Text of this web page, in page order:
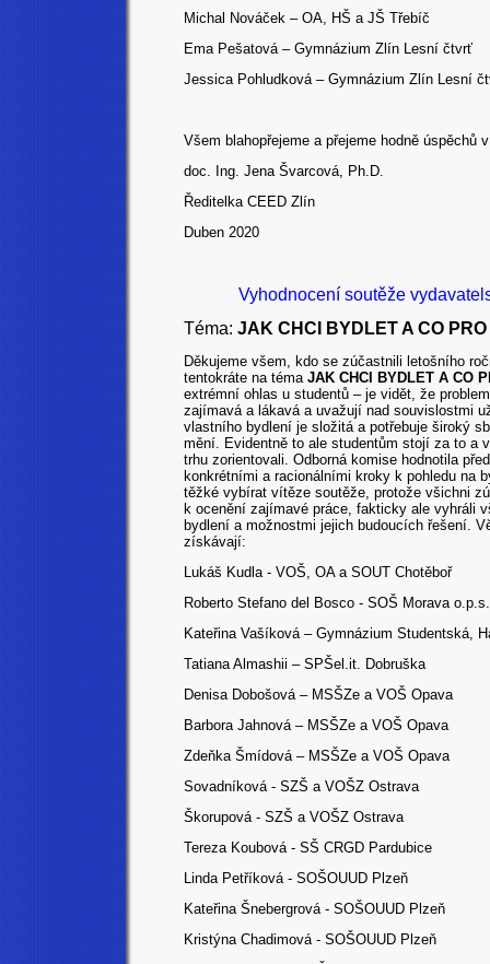
Michal Nováček – OA, HŠ a JŠ Třebíč
Ema Pešatová – Gymnázium Zlín Lesní čtvrť
Jessica Pohludková – Gymnázium Zlín Lesní
Všem blahopřejeme a přejeme hodně
doc. Ing. Jena Švarcová, Ph.D.
Ředitelka CEED Zlín
Duben 2020
Vyhodnocení soutěže
Téma: JAK CHCI BYDLET A CO
Děkujeme všem, kdo se zúčastnili letošního
tentokráte na téma JAK CHCI BYDLET A CO
extrémní ohlas u studentů – je vidět, že
zajímavá a lákavá a uvažují nad souvislostmi
vlastního bydlení je složitá a potřebuje široký
mění. Evidentně to ale studentům stojí za to a
trhu zorientovali. Odborná komise hodnotila
konkrétními a racionálními kroky k pohledu na
těžké vybírat vítěze soutěže, protože všichni
k ocenění zajímavé práce, fakticky ale vyhráli
bydlení a možnostmi jejich budoucích řešení.
získávají:
Lukáš Kudla - VOŠ, OA a SOUT Chotěboř
Roberto Stefano del Bosco - SOŠ Morava
Kateřina Vašíková – Gymnázium Studentská,
Tatiana Almashii – SPŠel.it. Dobruška
Denisa Dobošová – MSŠZe a VOŠ Opava
Barbora Jahnová – MSŠZe a VOŠ Opava
Zdeňka Šmídová – MSŠZe a VOŠ Opava
Sovadníková - SZŠ a VOŠZ Ostrava
Škorupová - SZŠ a VOŠZ Ostrava
Tereza Koubová - SŠ CRGD Pardubice
Linda Petříková - SOŠOUUD Plzeň
Kateřina Šnebergrová - SOŠOUUD Plzeň
Kristýna Chadimová - SOŠOUUD Plzeň